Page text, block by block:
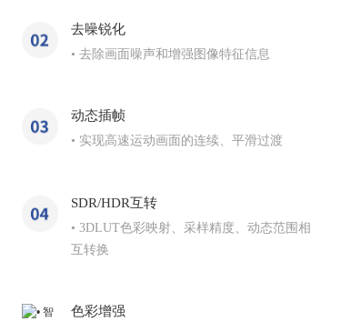
去噪锐化
• 去除画面噪声和增强图像特征信息
动态插帧
• 实现高速运动画面的连续、平滑过渡
SDR/HDR互转
• 3DLUT色彩映射、采样精度、动态范围相
互转换
色彩增强